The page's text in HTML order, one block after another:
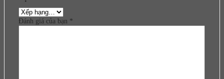
Đánh giá của bạn *